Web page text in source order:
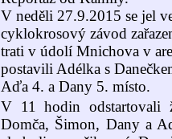
V neděli 27.9.2015 se jel
cyklokrosový závod
trati v údolí Mnichova v
postavili Adélka s
Aďa 4. a Dany 5. místo.
V 11 hodin odstartovali
Domča, Šimon, Dany a